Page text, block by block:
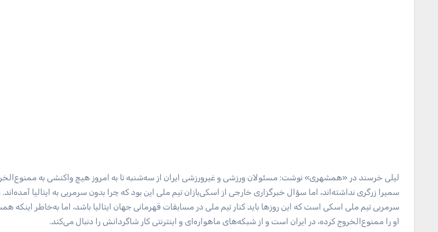
لیلی خرسند در «همشهری» نوشت: مسئولان ورزشی و غیرورزشی ایران از سه‌شنبه تا به امروز هیچ واکنشی به
سمیرا زرگری نداشته‌اند، اما سؤال خبرگزاری خارجی از اسکی‌بازان تیم ملی این بود که چرا بدون سرمربی به ایتالیا
سرمربی تیم ملی اسکی است که این روز‌ها باید کنار تیم ملی در مسابقات قهرمانی جهان ایتالیا باشد، اما به‌خاطر اینکه
او را ممنوع‌الخروج کرده، در ایران است و از شبکه‌های ماهواره‌ای و اینترنتی کار شاگردانش را دنبال می‌کند.